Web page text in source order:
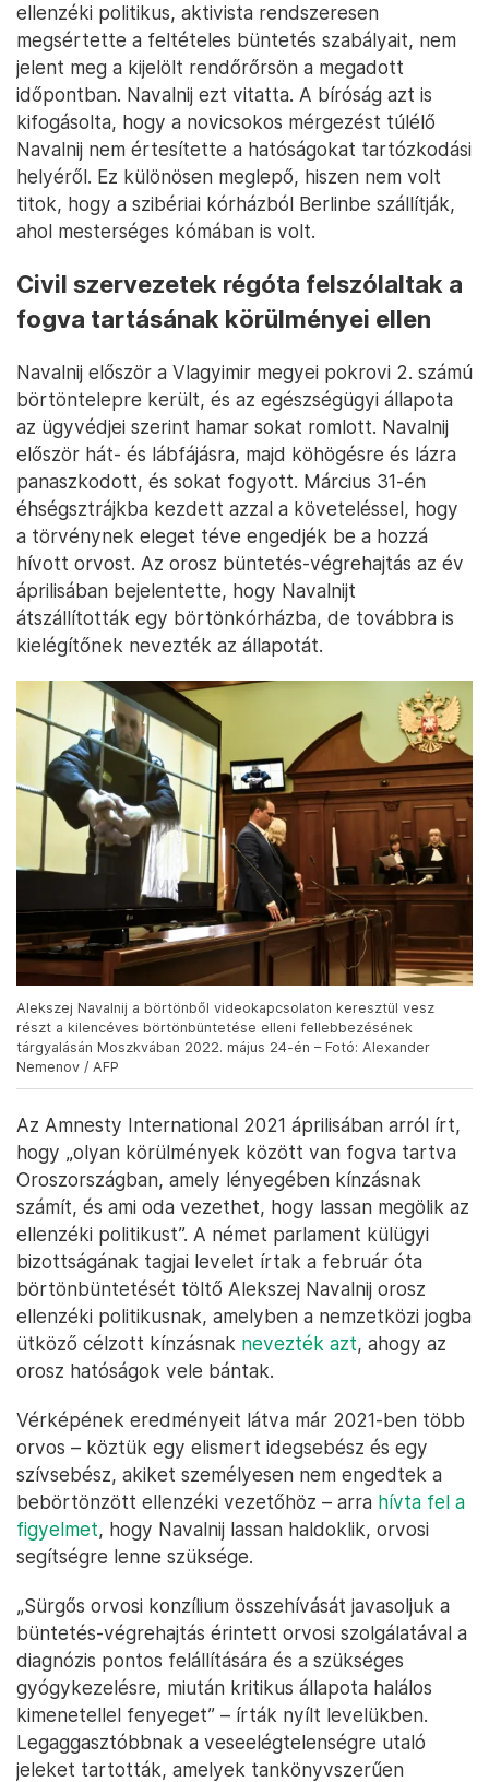
ellenzéki politikus, aktivista rendszeresen
megsértette a feltételes büntetés szabályait, nem
jelent meg a kijelölt rendőrőrsön a megadott
időpontban. Navalnij ezt vitatta. A bíróság azt is
kifogásolta, hogy a novicsokos mérgezést túlélő
Navalnij nem értesítette a hatóságokat tartózkodási
helyéről. Ez különösen meglepő, hiszen nem volt
titok, hogy a szibériai kórházból Berlinbe szállítják,
ahol mesterséges kómában is volt.
Civil szervezetek régóta felszólaltak a
fogva tartásának körülményei ellen
Navalnij először a Vlagyimir megyei pokrovi 2. számú
börtöntelepre került, és az egészségügyi állapota
az ügyvédjei szerint hamar sokat romlott. Navalnij
először hát- és lábfájásra, majd köhögésre és lázra
panaszkodott, és sokat fogyott. Március 31-én
éhségsztrájkba kezdett azzal a követeléssel, hogy
a törvénynek eleget téve engedjék be a hozzá
hívott orvost. Az orosz büntetés-végrehajtás az év
áprilisában bejelentette, hogy Navalnijt
átszállították egy börtönkórházba, de továbbra is
kielégítőnek nevezték az állapotát.
Alekszej Navalnij a börtönből videokapcsolaton keresztül vesz
részt a kilencéves börtönbüntetése elleni fellebbezésének
tárgyalásán Moszkvában 2022. május 24-én – Fotó: Alexander
Nemenov / AFP
Az Amnesty International 2021 áprilisában arról írt,
hogy „olyan körülmények között van fogva tartva
Oroszországban, amely lényegében kínzásnak
számít, és ami oda vezethet, hogy lassan megölik az
ellenzéki politikust”. A német parlament külügyi
bizottságának tagjai levelet írtak a február óta
börtönbüntetését töltő Alekszej Navalnij orosz
ellenzéki politikusnak, amelyben a nemzetközi jogba
ütköző célzott kínzásnak nevezték azt, ahogy az
orosz hatóságok vele bántak.
Vérképének eredményeit látva már 2021-ben több
orvos – köztük egy elismert idegsebész és egy
szívsebész, akiket személyesen nem engedtek a
bebörtönzött ellenzéki vezetőhöz – arra hívta fel a
figyelmet, hogy Navalnij lassan haldoklik, orvosi
segítségre lenne szüksége.
„Sürgős orvosi konzílium összehívását javasoljuk a
büntetés-végrehajtás érintett orvosi szolgálatával a
diagnózis pontos felállítására és a szükséges
gyógykezelésre, miután kritikus állapota halálos
kimenetellel fenyeget” – írták nyílt levelükben.
Legaggasztóbbnak a veseelégtelenségre utaló
jeleket tartották, amelyek tankönyvszerűen